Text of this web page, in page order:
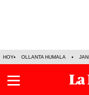
HOY OLLANTA HUMALA